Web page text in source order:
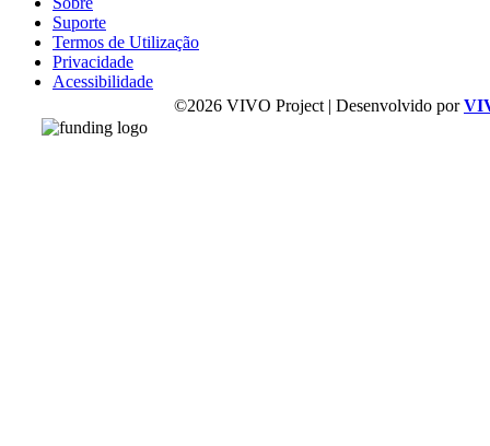
Suporte
Termos de Utilização
Privacidade
Acessibilidade
©2026 VIVO Project | Desenvolvido por